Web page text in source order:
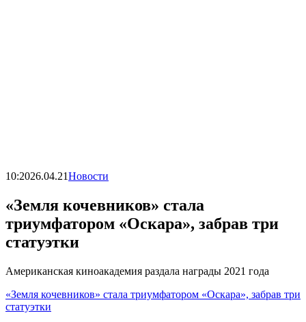
10:2026.04.21Новости
«Земля кочевников» стала
триумфатором «Оскара», забрав три
статуэтки
Американская киноакадемия раздала награды 2021 года
«Земля кочевников» стала триумфатором «Оскара», забрав три
статуэтки